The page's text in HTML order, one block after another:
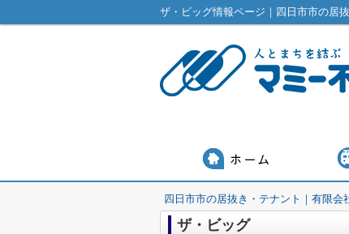
ザ・ビッグ情報ページ｜四日市市の居
四日市市の居抜き・テナント｜有限会
ザ・ビッグ